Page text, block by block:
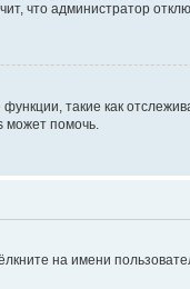
что администратор
такие как
может помочь.
на имени